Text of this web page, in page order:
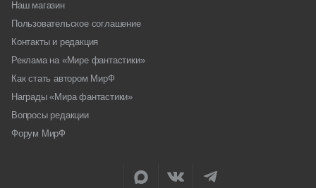
Наш магазин
Пользовательское соглашение
Контакты и редакция
Реклама на «Мире фантастики»
Как стать автором МирФ
Награды «Мира фантастики»
Вопросы редакции
Форум МирФ